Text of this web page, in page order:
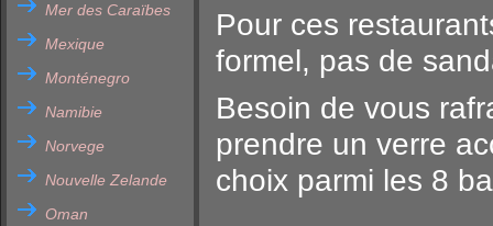
Mer des Caraïbes
Mexique
Monténegro
Namibie
Norvege
Nouvelle Zelande
Oman
Pour ces
formel, pas de
Besoin de vous
prendre un verre
choix parmi les 8